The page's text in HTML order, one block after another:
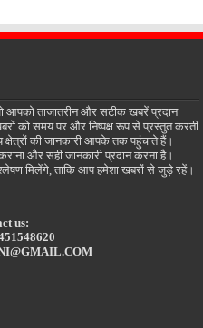
आपको ताजातरीन और सटीक खबरें प्रदान
को समय पर और निष्पक्ष रूप से प्रस्तुत करती
क्षेत्रों की जानकारी आपके तक पहुंचाते हैं।
और सही जानकारी प्रदान करना है।
मिलेंगे, ताकि आप हमेशा खबरों से जुड़े रहें।
us: